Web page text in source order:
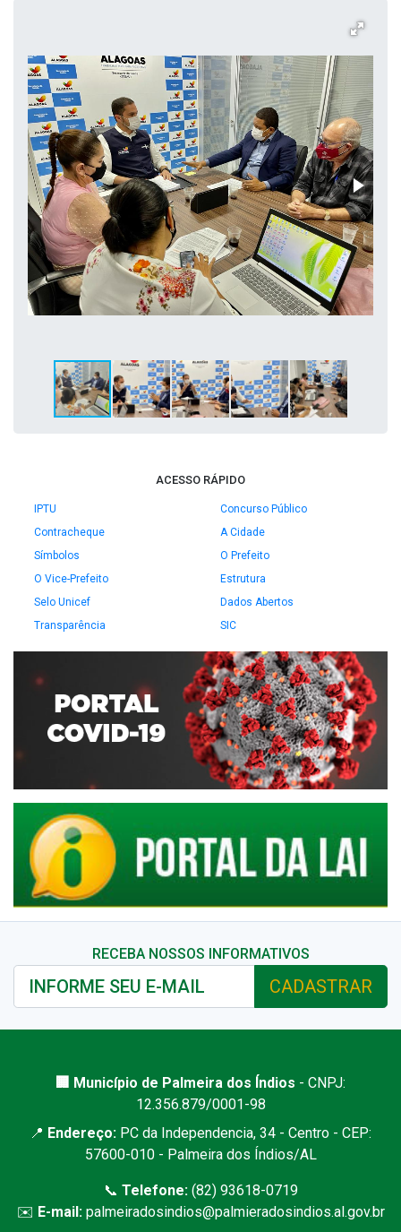
ACESSO RÁPIDO
IPTU
Concurso Público
Contracheque
A Cidade
Símbolos
O Prefeito
O Vice-Prefeito
Estrutura
Selo Unicef
Dados Abertos
Transparência
SIC
RECEBA NOSSOS INFORMATIVOS
CADASTRAR
🏢 Município de Palmeira dos Índios - CNPJ:
12.356.879/0001-98
📍 Endereço: PC da Independencia, 34 - Centro - CEP:
57600-010 - Palmeira dos Índios/AL
📞 Telefone:(82) 93618-0719
✉️ E-mail: palmeiradosindios@palmieradosindios.al.gov.br